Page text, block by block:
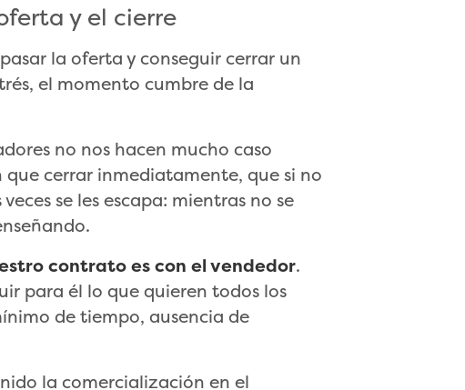
y el cierre
la oferta y conseguir cerrar un
el momento cumbre de la
no nos hacen mucho caso
cerrar inmediatamente, que si no
se les escapa: mientras no se
contrato es con el vendedor.
para él lo que quieren todos los
de tiempo, ausencia de
la comercialización en el